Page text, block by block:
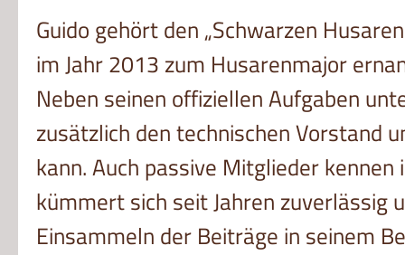
Guido gehört den „Schwarzen
im Jahr 2013 zum Husarenmajor
Neben seinen offiziellen Aufgaben
zusätzlich den technischen Vorstand
kann. Auch passive Mitglieder kennen
kümmert sich seit Jahren zuverlässig
Einsammeln der Beiträge in seinem